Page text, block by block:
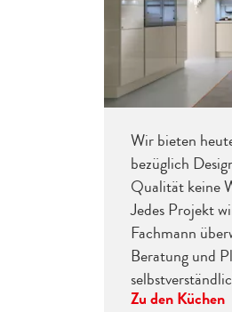
Wir bieten
bezüglich
Qualität keine
Jedes Projekt
Fachmann
Beratung und
Zu den Küchen